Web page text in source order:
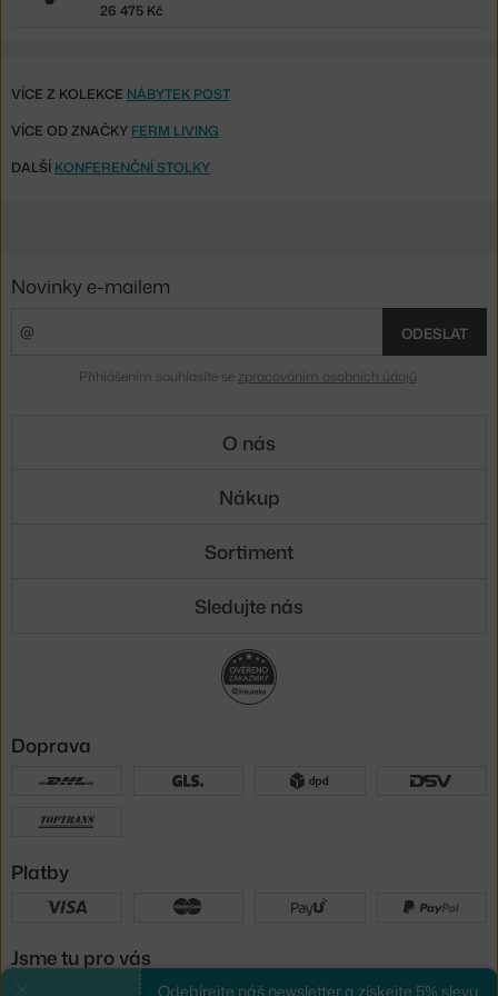
26 475 Kč
VÍCE Z KOLEKCE NÁBYTEK POST
VÍCE OD ZNAČKY FERM LIVING
DALŠÍ KONFERENČNÍ STOLKY
Odebírejte náš newsletter a získejte 5% slevu.
Novinky e-mailem
ODESLAT
Přihlášením souhlasíte se zpracováním osobních údajů
O nás
Nákup
Sortiment
Sledujte nás
Doprava
Platby
Jsme tu pro vás